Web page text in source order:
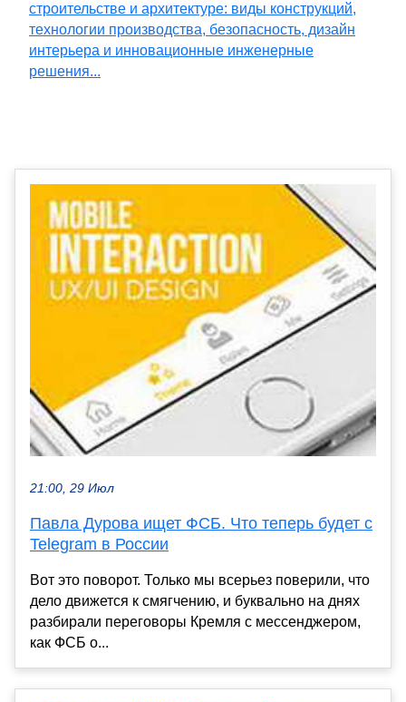
строительстве и архитектуре: виды конструкций,
технологии производства, безопасность, дизайн
интерьера и инновационные инженерные
решения...
21:00, 29 Июл
Павла Дурова ищет ФСБ. Что теперь будет с
Telegram в России
Вот это поворот. Только мы всерьез поверили, что
дело движется к смягчению, и буквально на днях
разбирали переговоры Кремля с мессенджером,
как ФСБ о...